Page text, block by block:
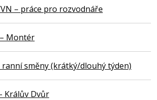
– práce pro rozvodnáře
Montér
směny (krátký/dlouhý týden)
Králův Dvůr